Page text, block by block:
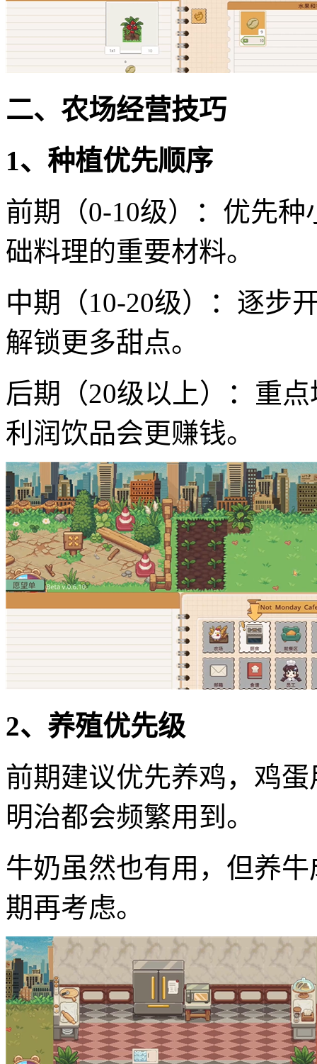
二、农场经营技巧
1、种植优先顺序
前期（0-10级）：优先
础料理的重要材料。
中期（10-20级）：逐步
解锁更多甜点。
后期（20级以上）：重
利润饮品会更赚钱。
2、养殖优先级
前期建议优先养鸡，鸡
明治都会频繁用到。
牛奶虽然也有用，但养
期再考虑。